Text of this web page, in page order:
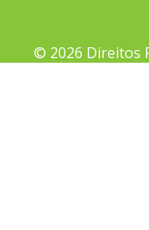
© 2026 Direitos